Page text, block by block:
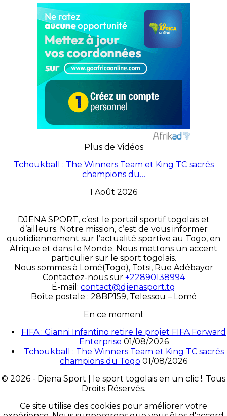
Plus de Vidéos
Tchoukball : The Winners Team et King TC sacrés
champions du…
1 Août 2026
DJENA SPORT, c’est le portail sportif togolais et
d’ailleurs. Notre mission, c’est de vous informer
quotidiennement sur l’actualité sportive au Togo, en
Afrique et dans le Monde. Nous mettons un accent
particulier sur le sport togolais.
Nous sommes à Lomé(Togo), Totsi, Rue Adébayor
Contactez-nous sur +22890138994
É-mail: contact@djenasport.tg
Boîte postale : 28BP159, Telessou – Lomé
En ce moment
FIFA : Gianni Infantino retire le projet FIFA Forward
Enterprise 01/08/2026
Tchoukball : The Winners Team et King TC sacrés
champions du Togo 01/08/2026
© 2026 - Djena Sport | le sport togolais en un clic !. Tous
Droits Réservés.
Ce site utilise des cookies pour améliorer votre